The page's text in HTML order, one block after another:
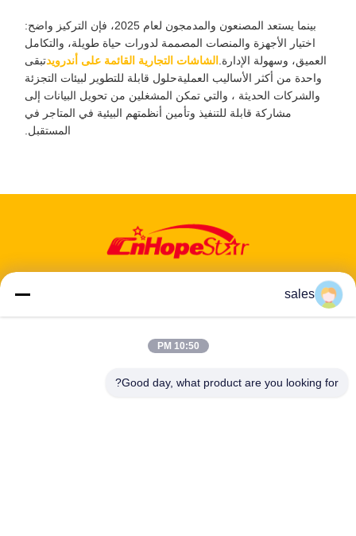
بينما يستعد المصنعون والمدمجون لعام 2025، فإن التركيز واضح:
اختيار الأجهزة والمنصات المصممة لدورات حياة طويلة، والتكامل
العميق، وسهولة الإدارة. الشاشات التجارية القائمة على أندرويدتبقى
واحدة من أكثر الأساليب العمليةحلول قابلة للتطوير لبيئات التجزئة
والشركات الحديثة ، والتي تمكن المشغلين من تحويل البيانات إلى
مشاركة قابلة للتنفيذ وتأمين أنظمتهم البيئية في المتاجر في
المستقبل.
عنوان: 601-606، الطابق 6، المبنى E، حديقة يوانفين الصناعية، منطقة
هاتف:86-13424296897
sales
10:50 PM
Good day, what product are you looking for?